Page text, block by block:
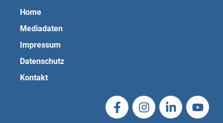
Home
Mediadaten
Impressum
Datenschutz
Kontakt